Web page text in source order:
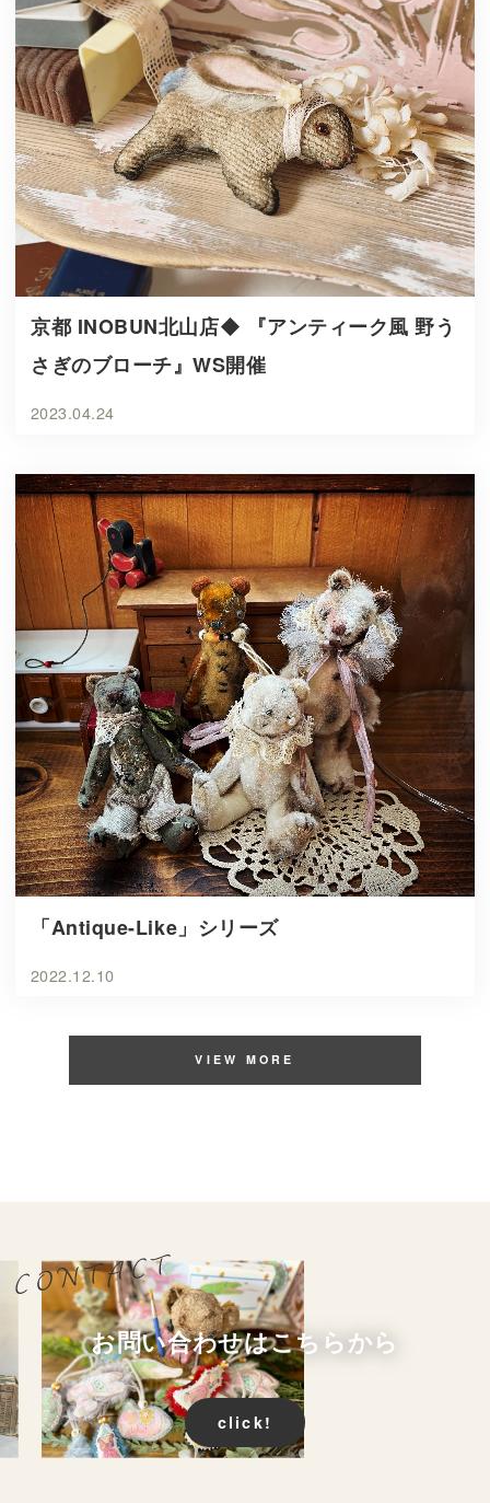
京都 INOBUN北山店◆ 『アンティーク風 野う
さぎのブローチ』WS開催
2023.04.24
「Antique-Like」シリーズ
2022.12.10
VIEW MORE
お問い合わせはこちらから
click!